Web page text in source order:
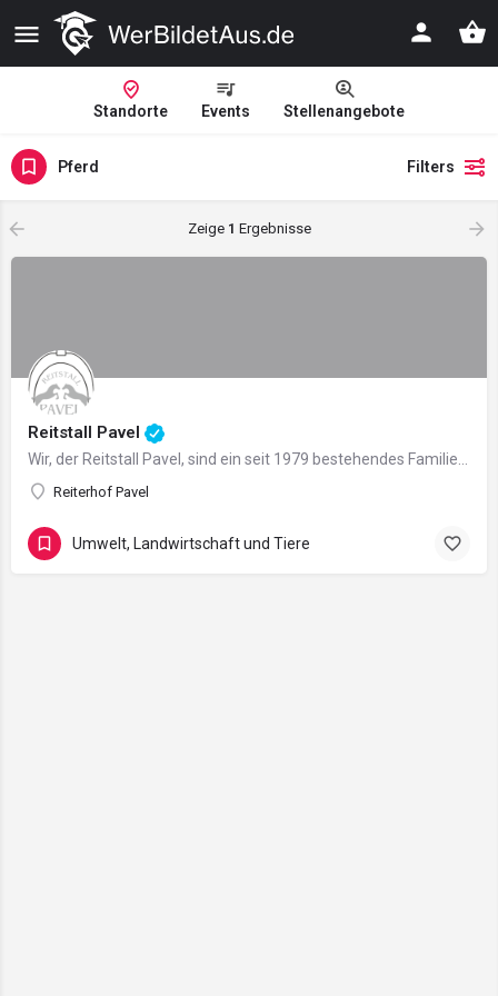
Standorte Events Stellenangebote
Pferd Filters
Zeige 1 Ergebnisse
Reitstall Pavel
Reiterhof Pavel
Umwelt, Landwirtschaft und Tiere